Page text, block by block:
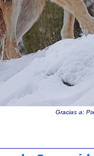
Gracias a: